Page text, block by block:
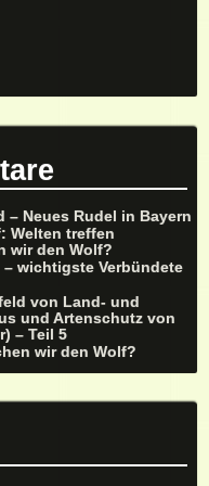
– Neues Rudel in Bayern
Welten treffen
wir den Wolf?
– wichtigste Verbündete
von Land- und
und Artenschutz von
– Teil 5
wir den Wolf?